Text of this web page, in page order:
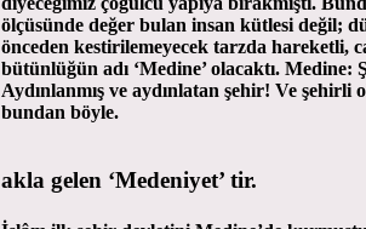
ölçüsünde değer bulan insan kütlesi değil;
önceden kestirilemeyecek tarzda hareketli,
bütünlüğün adı ‘Medine’ olacaktı.
Aydınlanmış ve aydınlatan şehir! Ve şehirli
bundan böyle.
akla gelen ‘Medeniyet’ tir.